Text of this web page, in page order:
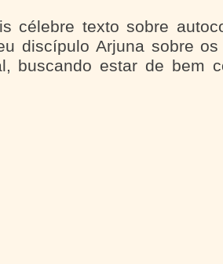
célebre texto sobre
discípulo Arjuna sobre
buscando estar de